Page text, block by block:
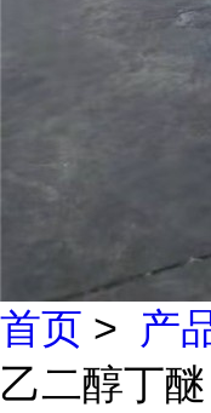
首页 > 产
乙二醇丁醚